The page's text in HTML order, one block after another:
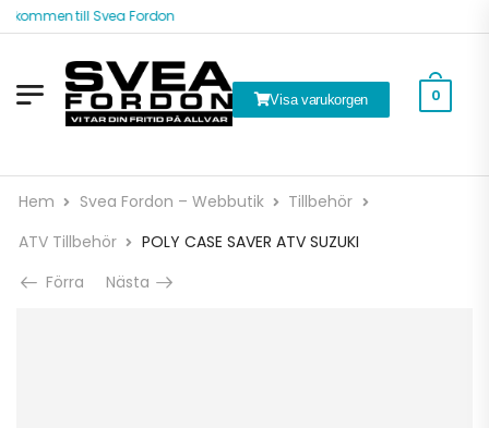
till Svea Fordon
Visa varukorgen 0
Hem Svea Fordon – Webbutik
Tillbehör
ATV Tillbehör
POLY CASE SAVER ATV SUZUKI
Förra
Nästa